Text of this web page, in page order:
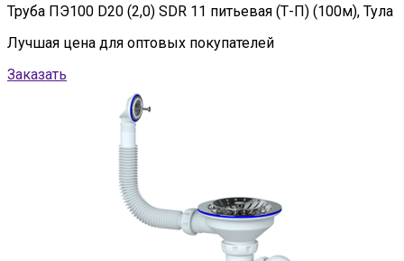
Труба ПЭ100 D20 (2,0) SDR 11 питьевая (Т-П) (100м), Тула
Лучшая цена для оптовых покупателей
Заказать